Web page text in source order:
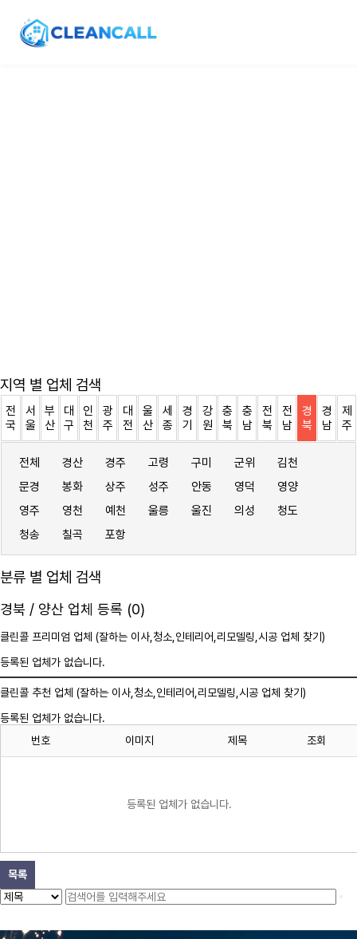
지역 별 업체 검색
전
국
서
울
부
산
대
구
인
천
광
주
대
전
울
산
세
종
경
기
강
원
충
북
충
남
전
북
전
남
경
북
경
남
제
주
전체 경산 경주 고령 구미 군위
김천
문경
봉화 상주 성주 안동 영덕
영양
영주
영천 예천 울릉 울진 의성
청도
청송
칠곡 포항
분류 별 업체 검색
경북 / 양산 업체 등록 (0)
클린콜 프리미엄 업체 (잘하는 이사, 청소 ,인테리어,리모델링,시공 업체 찾기)
등록된 업체가 없습니다.
클린콜 추천 업체 (잘하는 이사, 청소 ,인테리어,리모델링,시공 업체 찾기)
등록된 업체가 없습니다.
번호
이미지 제목 조회
등록된 업체가 없습니다.
목록